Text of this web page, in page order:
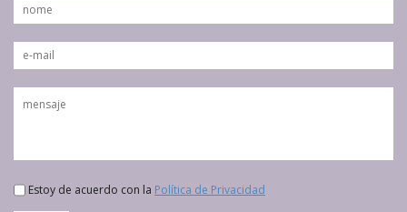
Estoy de acuerdo con la Política de Privacidad